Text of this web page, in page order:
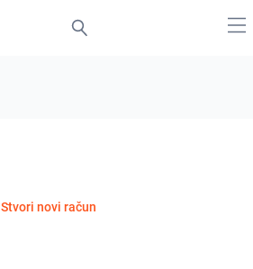
Stvori novi račun